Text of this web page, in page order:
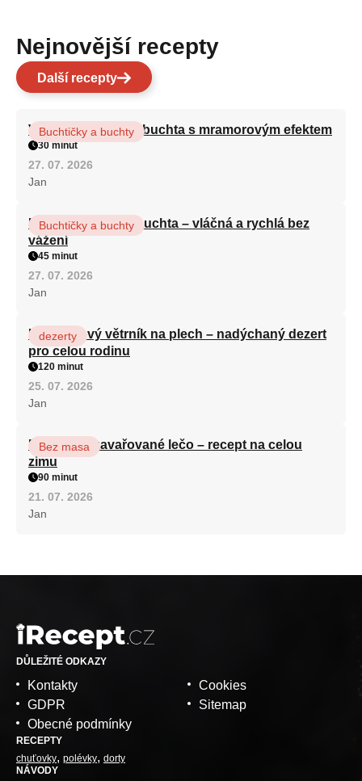
Nejnovější recepty
Další recepty
Vláčná olejová litá buchta s mramorovým efektem
Buchtičky a buchty
30 minut
27. 07. 2026
Jan
Hrnková maková buchta – vláčná a rychlá bez
vážení
Buchtičky a buchty
45 minut
27. 07. 2026
Jan
Karamelový větrník na plech – nadýchaný dezert
pro celou rodinu
dezerty
120 minut
25. 07. 2026
Jan
Babiččino zavařované lečo – recept na celou
zimu
Bez masa
90 minut
21. 07. 2026
Jan
DŮLEŽITÉ ODKAZY
Kontakty
GDPR
Obecné podmínky
Cookies
Sitemap
RECEPTY
chuťovky polévky dorty
NÁVODY